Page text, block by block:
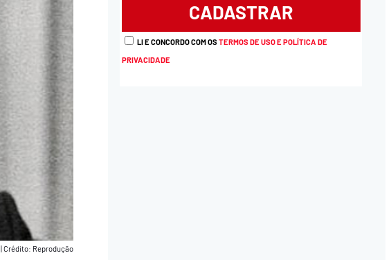
|Crédito: Reprodução
LI E CONCORDO COM OSTERMOS DE USO E POLÍTICA DE
PRIVACIDADE